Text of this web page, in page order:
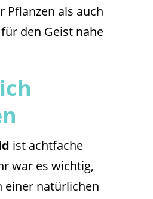
Pflanzen als auch
den Geist nahe
ist achtfache
war es wichtig,
einer natürlichen